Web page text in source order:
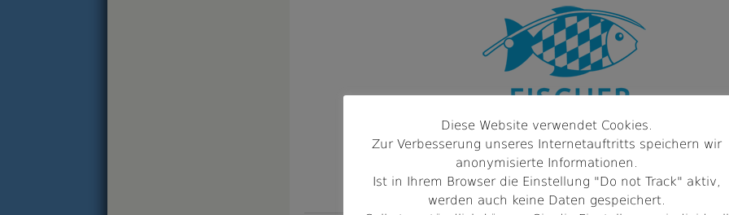
Dominik
Diese Website verwendet Cookies.
Zur Verbesserung unseres Internetauftritts speichern wir
anonymisierte Informationen.
Ist in Ihrem Browser die Einstellung "Do not Track" aktiv,
werden auch keine Daten gespeichert.